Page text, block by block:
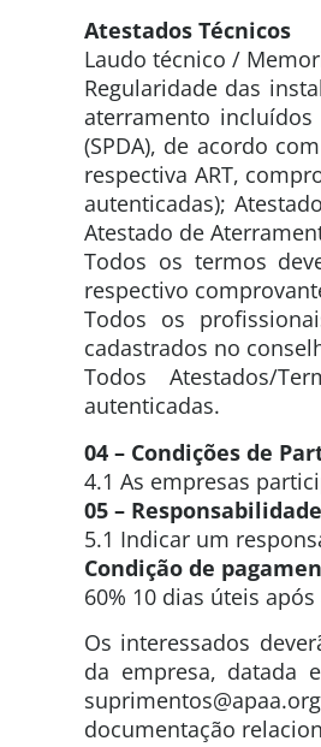
Atestados Técnicos
Laudo técnico /
Regularidade das
aterramento incluídos
(SPDA), de acordo
respectiva ART,
autenticadas);
Atestado de
Todos os termos
respectivo
Todos os
cadastrados no
Todos Atestados/
autenticadas.
04 – Condições de
4.1 As empresas
05 –
5.1 Indicar um
Condição de
60% 10 dias úteis
Os interessados
da empresa, datada
documentação